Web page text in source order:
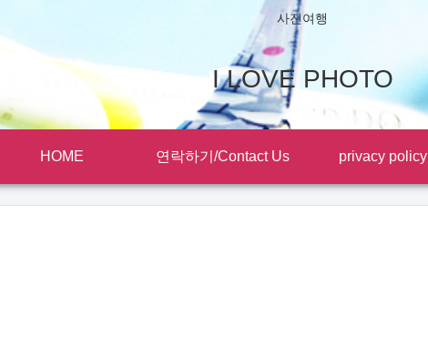
사진여행
I LOVE PHOTO
HOME 연락하기/Contact Us privacy policy